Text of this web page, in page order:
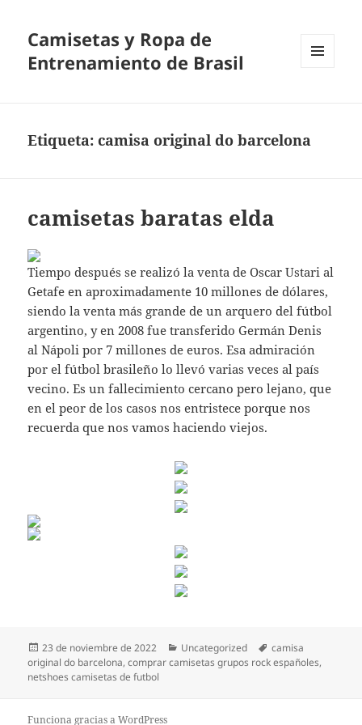
Camisetas y Ropa de
Entrenamiento de Brasil
Etiqueta:camisa original do barcelona
camisetas baratas elda
Tiempo después se realizó la venta de Oscar Ustari al
Getafe en aproximadamente 10 millones de dólares,
siendo la venta más grande de un arquero del fútbol
argentino, y en 2008 fue transferido Germán Denis
al Nápoli por 7 millones de euros. Esa admiración
por el fútbol brasileño lo llevó varias veces al país
vecino. Es un fallecimiento cercano pero lejano, que
en el peor de los casos nos entristece porque nos
recuerda que nos vamos haciendo viejos.
Publicado
el
23 de noviembre de 2022 Categorías
Uncategorized Etiquetas
camisa
original do barcelona,comprar camisetas grupos rock españoles,
netshoes camisetas de futbol
Funciona gracias a WordPress